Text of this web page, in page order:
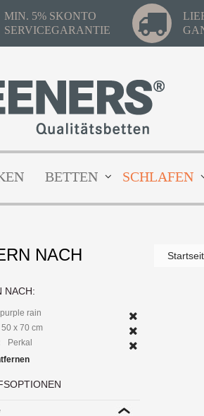
MIN. 5% SKONTO
SERVICEGARANTIE
BETTEN SCHLAFEN
NACH
NACH:
purple rain
50 x 70 cm
Perkal